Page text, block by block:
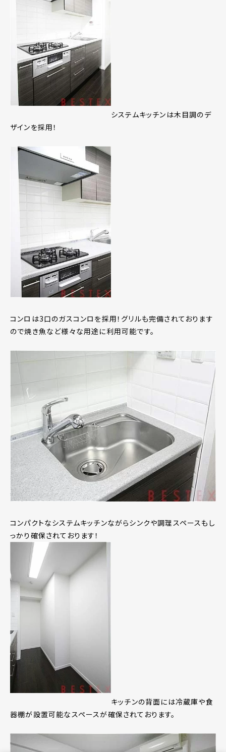
システムキッチンは木目調のデ
ザインを採用！
コンロは3口のガスコンロを採用！グリルも完備されております
ので焼き魚など様々な用途に利用可能です。
コンパクトなシステムキッチンながらシンクや調理スペースもし
っかり確保されております！
キッチンの背面には冷蔵庫や食
器棚が設置可能なスペースが確保されております。